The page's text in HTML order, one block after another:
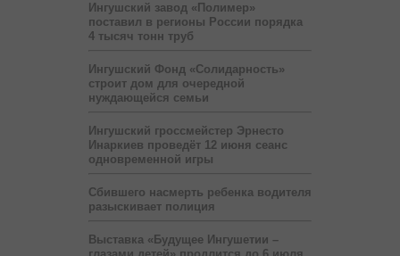
Ингушский завод «Полимер»
поставил в регионы России порядка
4 тысяч тонн труб
Ингушский Фонд «Солидарность»
строит дом для очередной
нуждающейся семьи
Ингушский гроссмейстер Эрнесто
Инаркиев проведёт 12 июня сеанс
одновременной игры
Сбившего насмерть ребенка водителя
разыскивает полиция
Выставка «Будущее Ингушетии –